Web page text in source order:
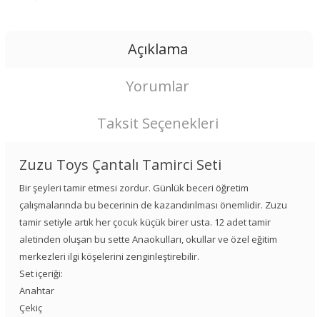
Açıklama
Yorumlar
Taksit Seçenekleri
Zuzu Toys Çantalı Tamirci Seti
Bir şeyleri tamir etmesi zordur. Günlük beceri öğretim
çalışmalarında bu becerinin de kazandırılması önemlidir. Zuzu
tamir setiyle artık her çocuk küçük birer usta. 12 adet tamir
aletinden oluşan bu sette Anaokulları, okullar ve özel eğitim
merkezleri ilgi köşelerini zenginleştirebilir.
Set içeriği:
Anahtar
Çekiç